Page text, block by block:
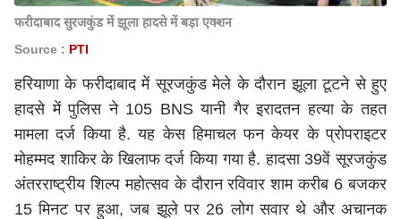
फरीदाबाद सुरजकुंड में झूला हादसे में बड़ा एक्शन
Source : PTI
हरियाणा के फरीदाबाद में सूरजकुंड मेले के दौरान झूला टूटने से हुए
हादसे में पुलिस ने 105 BNS यानी गैर इरादतन हत्या के तहत
मामला दर्ज किया है. यह केस हिमाचल फन केयर के प्रोपराइटर
मोहम्मद शाकिर के खिलाफ दर्ज किया गया है. हादसा 39वें सूरजकुंड
अंतरराष्ट्रीय शिल्प महोत्सव के दौरान रविवार शाम करीब 6 बजकर
15 मिनट पर हुआ, जब झूले पर 26 लोग सवार थे और अचानक